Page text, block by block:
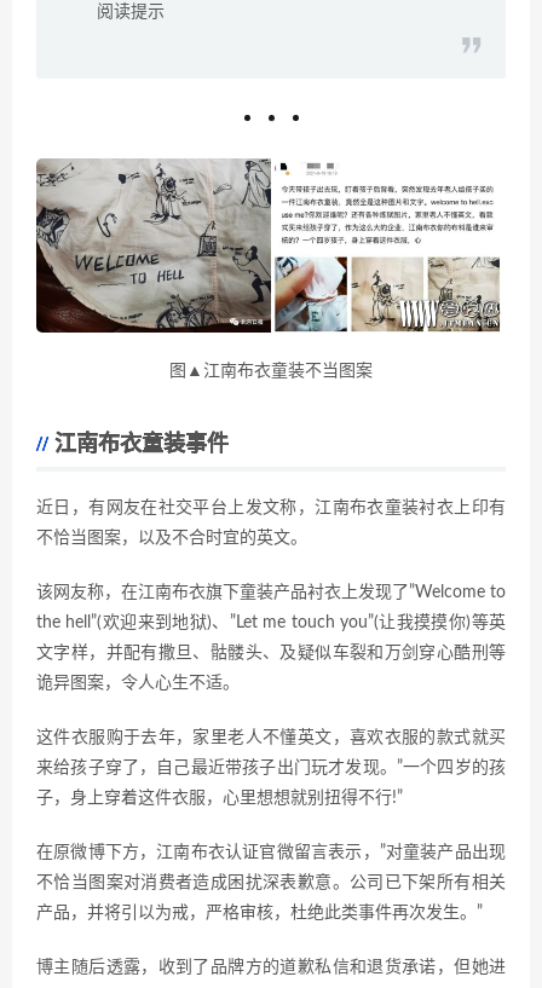
阅读提示
图▲江南布衣童装不当图案
江南布衣童装事件
近日，有网友在社交平台上发文称，江南布衣童装衬衣上印有
不恰当图案，以及不合时宜的英文。
该网友称，在江南布衣旗下童装产品衬衣上发现了”Welcome to
the hell”(欢迎来到地狱)、”Let me touch you”(让我摸摸你)等英
文字样，并配有撒旦、骷髅头、及疑似车裂和万剑穿心酷刑等
诡异图案，令人心生不适。
这件衣服购于去年，家里老人不懂英文，喜欢衣服的款式就买
来给孩子穿了，自己最近带孩子出门玩才发现。”一个四岁的孩
子，身上穿着这件衣服，心里想想就别扭得不行!”
在原微博下方，江南布衣认证官微留言表示，”对童装产品出现
不恰当图案对消费者造成困扰深表歉意。公司已下架所有相关
产品，并将引以为戒，严格审核，杜绝此类事件再次发生。”
博主随后透露，收到了品牌方的道歉私信和退货承诺，但她进